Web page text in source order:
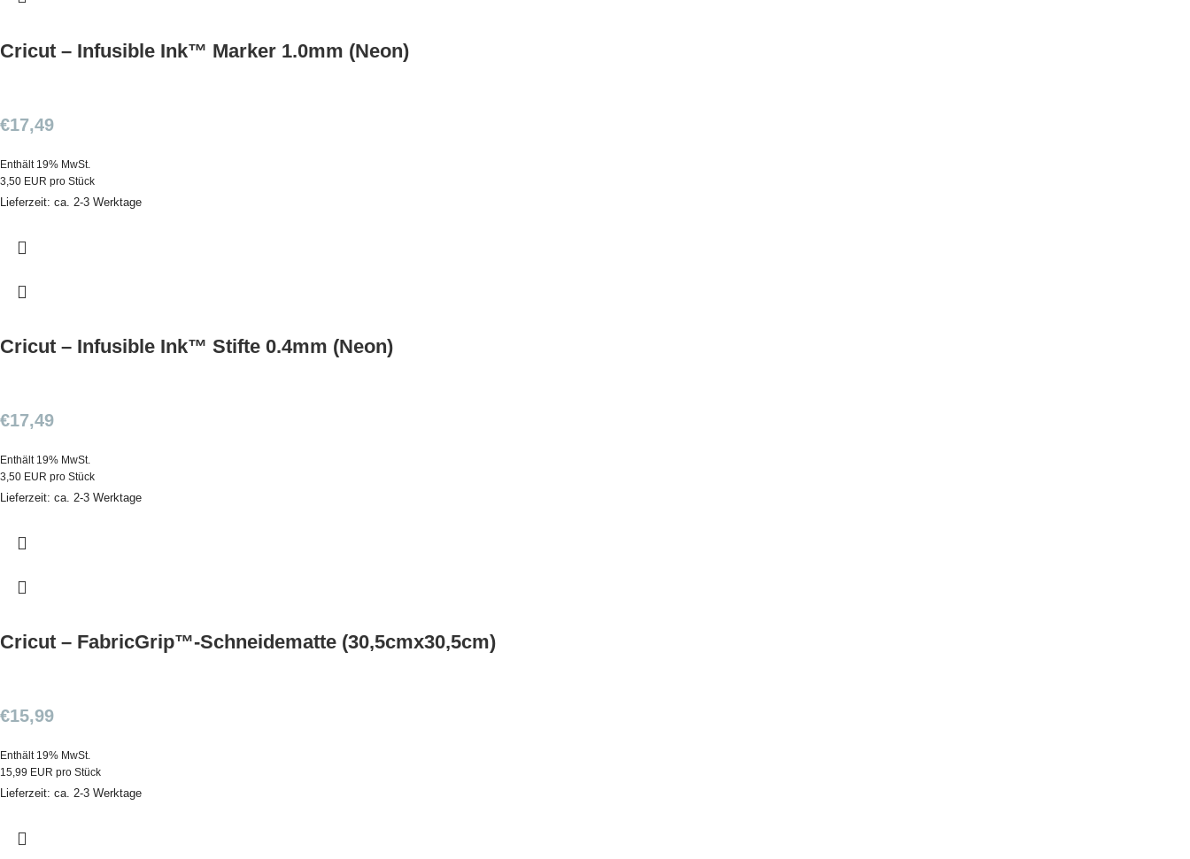
Cricut – Infusible Ink™ Marker 1.0mm (Neon)
€17,49
Enthält 19% MwSt.
3,50 EUR pro Stück
Lieferzeit: ca. 2-3 Werktage
Cricut – Infusible Ink™ Stifte 0.4mm (Neon)
€17,49
Enthält 19% MwSt.
3,50 EUR pro Stück
Lieferzeit: ca. 2-3 Werktage
Cricut – FabricGrip™-Schneidematte (30,5cmx30,5cm)
€15,99
Enthält 19% MwSt.
15,99 EUR pro Stück
Lieferzeit: ca. 2-3 Werktage